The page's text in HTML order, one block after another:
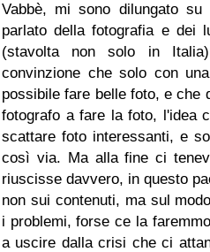
Vabbè, mi sono dilungato
parlato della fotografia e dei
(stavolta non solo in
convinzione che solo con
possibile fare belle foto, e che
fotografo a fare la foto, l'idea
scattare foto interessanti, e
così via. Ma alla fine ci
riuscisse davvero, in questo
non sui contenuti, ma sul
i problemi, forse ce la
a uscire dalla crisi che ci